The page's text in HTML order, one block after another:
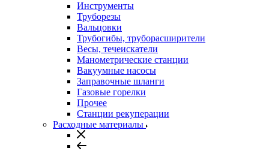
Инструменты
Труборезы
Вальцовки
Трубогибы, труборасширители
Весы, течеискатели
Манометрические станции
Вакуумные насосы
Заправочные шланги
Газовые горелки
Прочее
Станции рекуперации
Расходные материалы